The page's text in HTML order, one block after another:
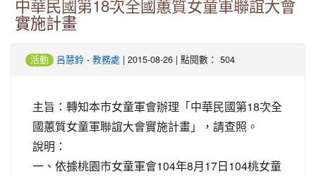
中華民國第18次全國蕙質女童軍聯誼大會
實施計畫
活動 呂慧鈴 - 教務處 | 2015-08-26 | 點閱數： 504
主旨：轉知本市女童軍會辦理「中華民國第18次全
國蕙質女童軍聯誼大會實施計畫」，請查照。
說明：
一、依據桃園市女童軍會104年8月17日104桃女童